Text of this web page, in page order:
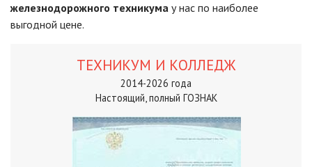
железнодорожного техникума у нас по наиболее
выгодной цене.
ТЕХНИКУМ И КОЛЛЕДЖ
2014-2026 года
Настоящий, полный ГОЗНАК